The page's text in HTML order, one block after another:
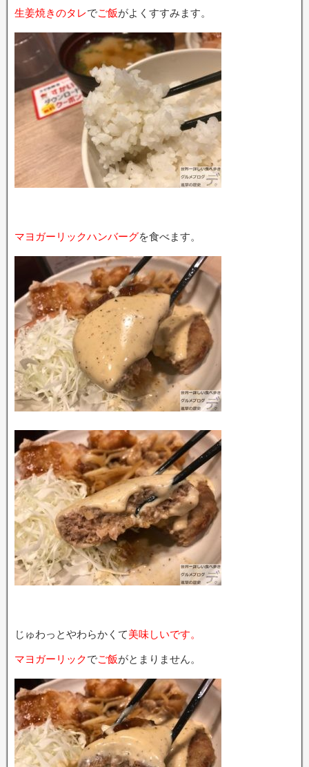
生姜焼きのタレでご飯がよくすすみます。
マヨガーリックハンバーグを食べます。
じゅわっとやわらかくて美味しいです。
マヨガーリックでご飯がとまりません。